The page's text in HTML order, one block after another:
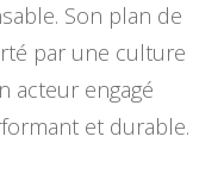
Son plan de
par une culture
acteur engagé
et durable.